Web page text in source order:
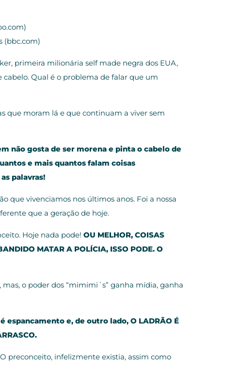
(bbc.com)
primeira milionária self made negra dos EUA,
cabelo. Qual é o problema de falar que um
que moram lá e que continuam a viver sem
não gosta de ser morena e pinta o cabelo de
e mais quantos falam coisas
palavras!
que vivenciamos nos últimos anos. Foi a nossa
que a geração de hoje.
Hoje nada pode! OU MELHOR, COISAS
MATAR A POLÍCIA, ISSO PODE. O
o poder dos “mimimi´s” ganha mídia, ganha
e, de outro lado, O LADRÃO É
preconceito, infelizmente existia, assim como